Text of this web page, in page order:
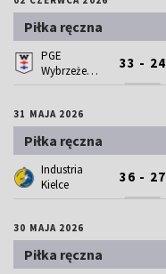
Piłka ręczna
PGE
Wybrzeże
Gdańsk
33 - 24
31 MAJA 2026
Piłka ręczna
Industria
Kielce
36 - 27
30 MAJA 2026
Piłka ręczna